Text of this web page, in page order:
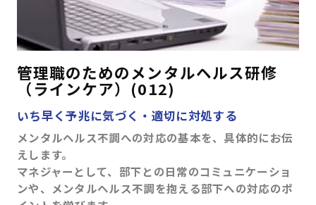
管理職のためのメンタルヘルス研修
（ラインケア）(012)
いち早く予兆に気づく・適切に対処する
メンタルヘルス不調への対応の基本を、具体的にお伝
えします。
マネジャーとして、部下との日常のコミュニケーショ
ンや、メンタルヘルス不調を抱える部下への対応のポ
テーマ